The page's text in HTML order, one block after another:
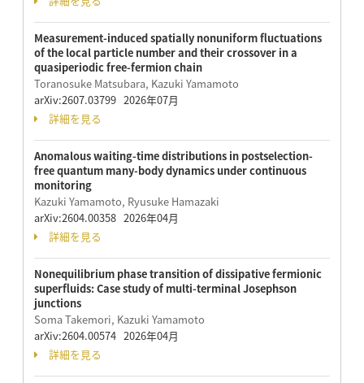
Measurement-induced spatially nonuniform fluctuations
of the local particle number and their crossover in a
quasiperiodic free-fermion chain
Toranosuke Matsubara, Kazuki Yamamoto
arXiv:2607.03799 2026年07月
詳細を見る
Anomalous waiting-time distributions in postselection-
free quantum many-body dynamics under continuous
monitoring
Kazuki Yamamoto, Ryusuke Hamazaki
arXiv:2604.00358 2026年04月
詳細を見る
Nonequilibrium phase transition of dissipative fermionic
superfluids: Case study of multi-terminal Josephson
junctions
Soma Takemori, Kazuki Yamamoto
arXiv:2604.00574 2026年04月
詳細を見る